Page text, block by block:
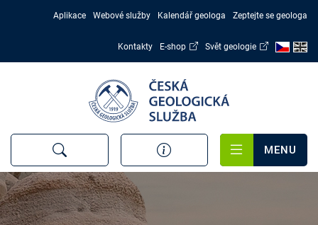
Aplikace Webové služby Kalendář geologa Zeptejte se geologa
Kontakty E-shop Svět geologie
MENU